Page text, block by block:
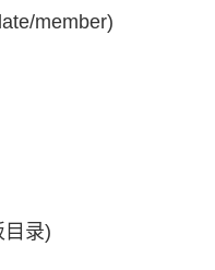
member)
目录)